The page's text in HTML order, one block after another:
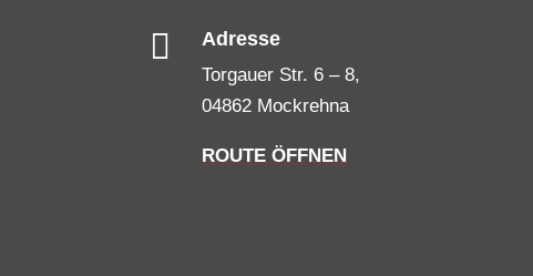
 Adresse
Torgauer Str. 6 – 8,
04862 Mockrehna
ROUTE ÖFFNEN